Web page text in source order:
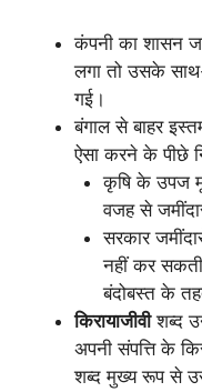
कंपनी का शासन
लगा तो उसके
गई।
बंगाल से बाहर
ऐसा करने के पीछे
कृषि के उपज
वजह से
सरकार
नहीं कर सकती
बंदोबस्त के
किरायाजीवीशब्द
अपनी संपत्ति के
शब्द मुख्य रूप से